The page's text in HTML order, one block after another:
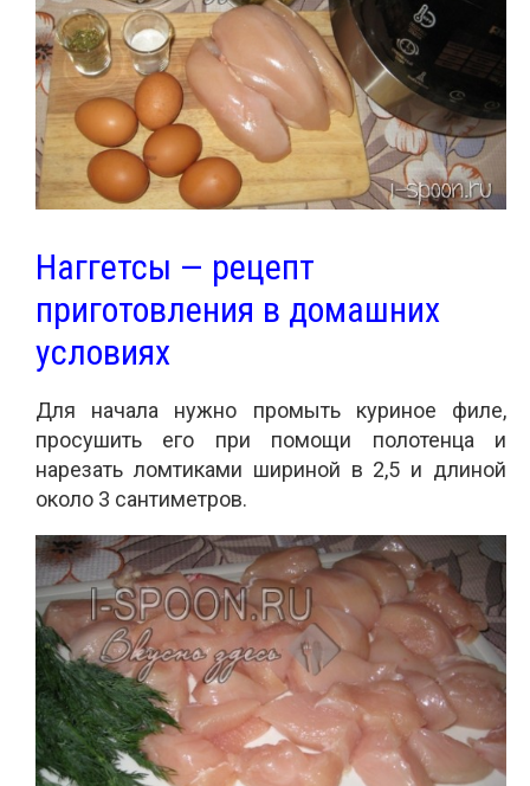
Наггетсы — рецепт
приготовления в домашних
условиях
Для начала нужно промыть куриное филе,
просушить его при помощи полотенца и
нарезать ломтиками шириной в 2,5 и длиной
около 3 сантиметров.